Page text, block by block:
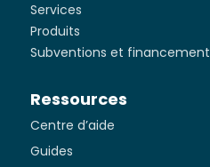
Services
Produits
Subventions et financement
Ressources
Centre d’aide
Guides